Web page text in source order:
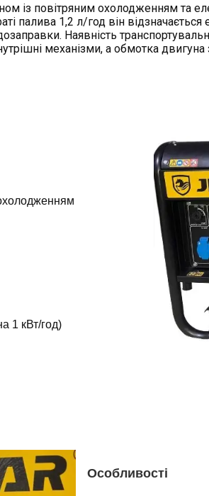
із повітряним охолодженням та
палива 1,2 л/год він
Наявність
механізми, а обмотка двигуна
1 кВт/год)
Особливості